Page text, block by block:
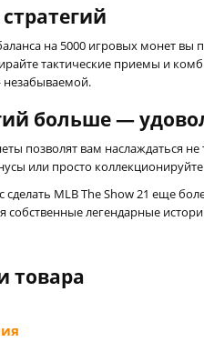
на 5000 игровых монет вы
тактические приемы и
больше —
позволят вам наслаждаться
или просто
сделать MLB The Show 21 еще
собственные легендарные
товара